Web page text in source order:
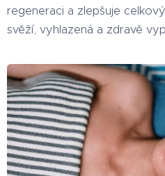
regeneraci a zlepšuje
svěží, vyhlazená a zdravě